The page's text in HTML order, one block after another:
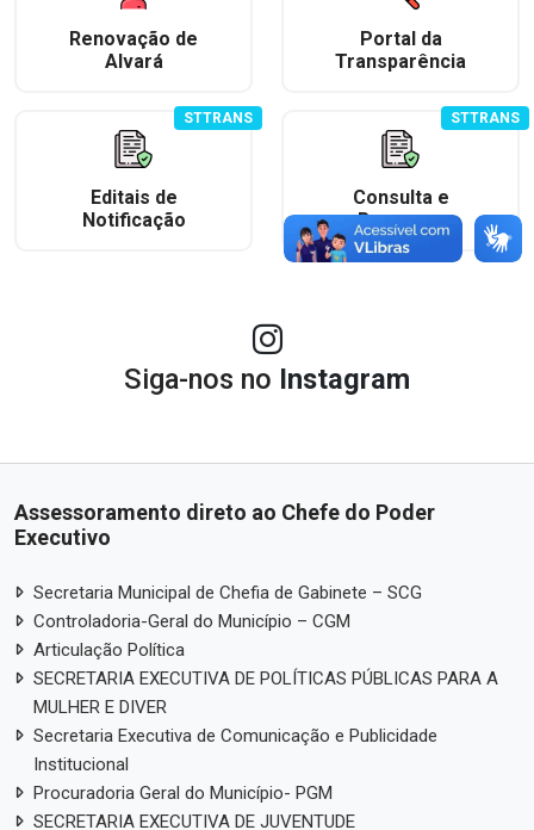
Renovação de
Alvará
Portal da
Transparência
Editais de
Notificação
STTRANS
Consulta e
Recursos
STTRANS
Siga-nos no Instagram
Assessoramento direto ao Chefe do Poder
Executivo
Secretaria Municipal de Chefia de Gabinete – SCG
Controladoria-Geral do Município – CGM
Articulação Política
SECRETARIA EXECUTIVA DE POLÍTICAS PÚBLICAS PARA A
MULHER E DIVER
Secretaria Executiva de Comunicação e Publicidade
Institucional
Procuradoria Geral do Município- PGM
SECRETARIA EXECUTIVA DE JUVENTUDE